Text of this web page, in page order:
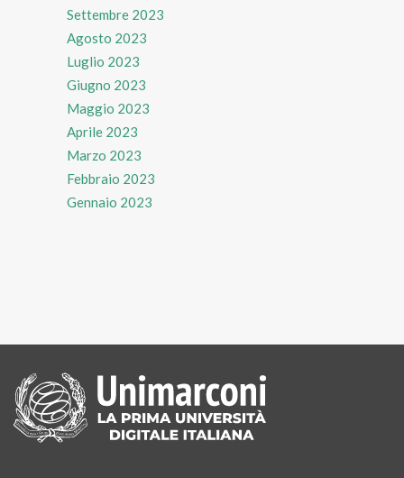
Settembre 2023
Agosto 2023
Luglio 2023
Giugno 2023
Maggio 2023
Aprile 2023
Marzo 2023
Febbraio 2023
Gennaio 2023